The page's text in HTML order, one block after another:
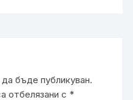
бъде публикуван.
отбелязани с *